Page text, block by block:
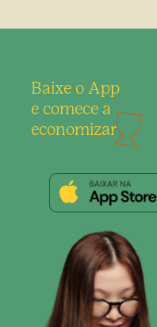
Baixe o App
e comece a
economizar